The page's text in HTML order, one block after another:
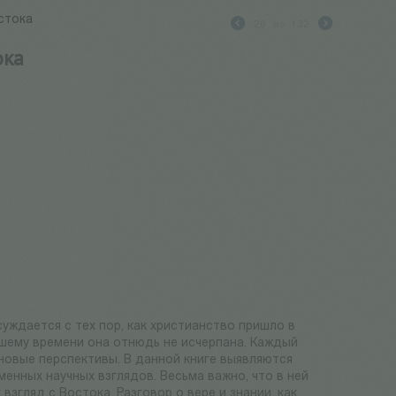
с тех пор, как христианство пришло в
времени она отнюдь не исчерпана. Каждый
перспективы. В данной книге выявляются
научных взглядов. Весьма важно, что в ней